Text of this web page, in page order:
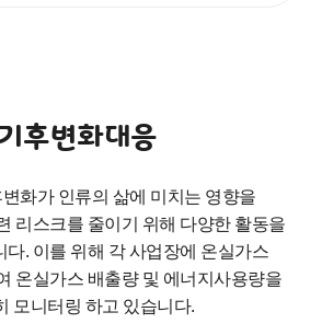
후변화대응
화가 인류의 삶에 미치는 영향을
리스크를 줄이기 위해 다양한 활동을
다. 이를 위해 각 사업장에 온실가스
온실가스 배출량 및 에너지사용량을
모니터링 하고 있습니다.